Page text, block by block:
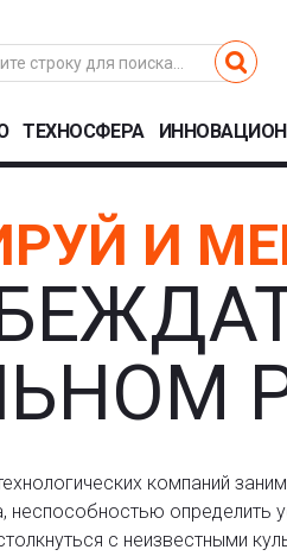
ТЕХНОСФЕРА
И
компаний
неспособностью
с неизвестными